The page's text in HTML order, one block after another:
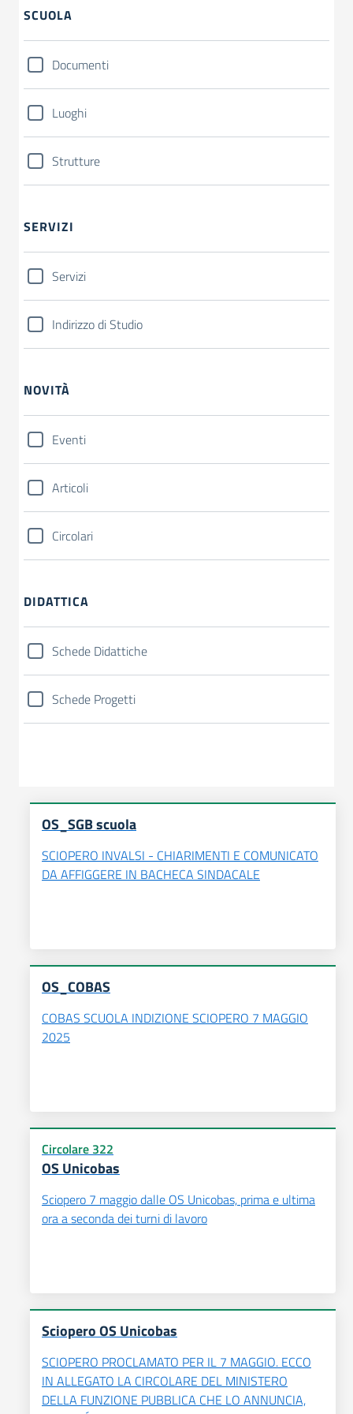
SCUOLA
Documenti
Luoghi
Strutture
SERVIZI
Servizi
Indirizzo di Studio
NOVITÀ
Eventi
Articoli
Circolari
DIDATTICA
Schede Didattiche
Schede Progetti
OS_SGB scuola
SCIOPERO INVALSI - CHIARIMENTI E COMUNICATO
DA AFFIGGERE IN BACHECA SINDACALE
OS_COBAS
COBAS SCUOLA INDIZIONE SCIOPERO 7 MAGGIO
2025
Circolare 322
OS Unicobas
Sciopero 7 maggio dalle OS Unicobas, prima e ultima
ora a seconda dei turni di lavoro
Sciopero OS Unicobas
SCIOPERO PROCLAMATO PER IL 7 MAGGIO. ECCO
IN ALLEGATO LA CIRCOLARE DEL MINISTERO
DELLA FUNZIONE PUBBLICA CHE LO ANNUNCIA,